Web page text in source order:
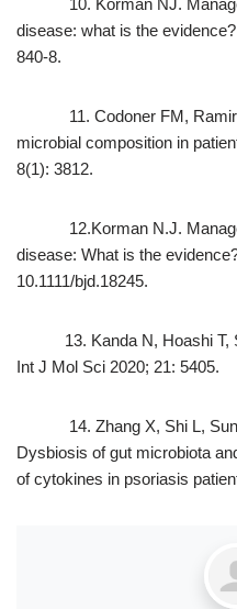
10. Korman NJ.
disease: what is the evidence?
840-8.
11. Codoner FM,
microbial composition in
8(1): 3812.
12.Korman N.J.
disease: What is the
10.1111/bjd.18245.
13. Kanda N, Hoashi T,
Int J Mol Sci 2020; 21: 5405.
14. Zhang X, Shi L, Sun
Dysbiosis of gut microbiota
of cytokines in psoriasis